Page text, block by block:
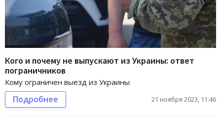
Кого и почему не выпускают из Украины: ответ
пограничников
Кому ограничен выезд из Украины
Подробнее 21 ноября 2023, 11:46